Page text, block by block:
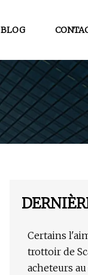
BLOG
Certains
trottoir de
acheteurs